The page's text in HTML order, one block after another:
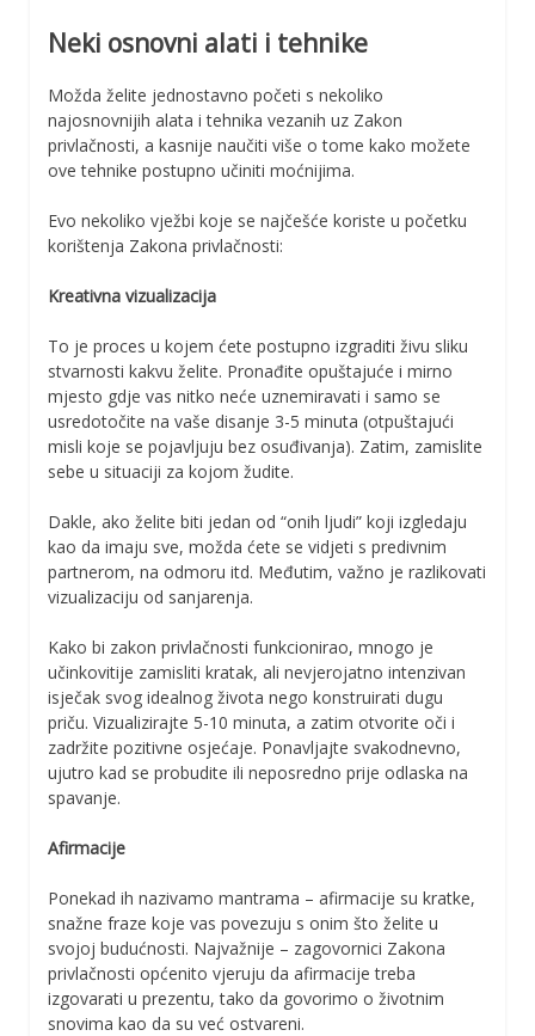
Neki osnovni alati i tehnike
Možda želite jednostavno početi s nekoliko
najosnovnijih alata i tehnika vezanih uz Zakon
privlačnosti, a kasnije naučiti više o tome kako možete
ove tehnike postupno učiniti moćnijima.
Evo nekoliko vježbi koje se najčešće koriste u početku
korištenja Zakona privlačnosti:
Kreativna vizualizacija
To je proces u kojem ćete postupno izgraditi živu sliku
stvarnosti kakvu želite. Pronađite opuštajuće i mirno
mjesto gdje vas nitko neće uznemiravati i samo se
usredotočite na vaše disanje 3-5 minuta (otpuštajući
misli koje se pojavljuju bez osuđivanja). Zatim, zamislite
sebe u situaciji za kojom žudite.
Dakle, ako želite biti jedan od “onih ljudi” koji izgledaju
kao da imaju sve, možda ćete se vidjeti s predivnim
partnerom, na odmoru itd. Međutim, važno je razlikovati
vizualizaciju od sanjarenja.
Kako bi zakon privlačnosti funkcionirao, mnogo je
učinkovitije zamisliti kratak, ali nevjerojatno intenzivan
isječak svog idealnog života nego konstruirati dugu
priču. Vizualizirajte 5-10 minuta, a zatim otvorite oči i
zadržite pozitivne osjećaje. Ponavljajte svakodnevno,
ujutro kad se probudite ili neposredno prije odlaska na
spavanje.
Afirmacije
Ponekad ih nazivamo mantrama – afirmacije su kratke,
snažne fraze koje vas povezuju s onim što želite u
svojoj budućnosti. Najvažnije – zagovornici Zakona
privlačnosti općenito vjeruju da afirmacije treba
izgovarati u prezentu, tako da govorimo o životnim
snovima kao da su već ostvareni.